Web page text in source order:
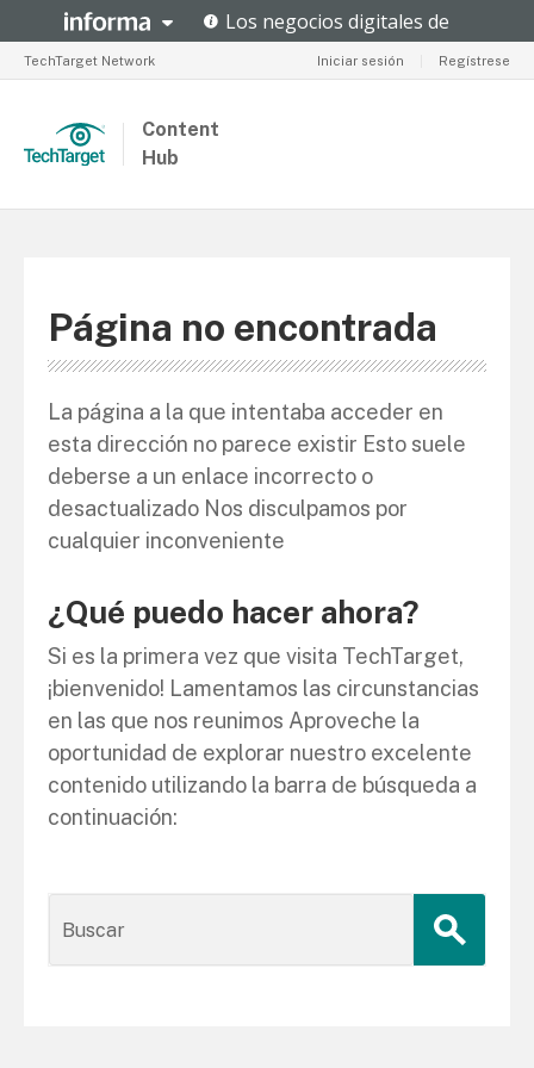
TechTarget Network Iniciar sesión Regístrese
Content
Hub
Página no encontrada
La página a la que intentaba acceder en
esta dirección no parece existir Esto suele
deberse a un enlace incorrecto o
desactualizado Nos disculpamos por
cualquier inconveniente
¿Qué puedo hacer ahora?
Si es la primera vez que visita TechTarget,
¡bienvenido! Lamentamos las circunstancias
en las que nos reunimos Aproveche la
oportunidad de explorar nuestro excelente
contenido utilizando la barra de búsqueda a
continuación: